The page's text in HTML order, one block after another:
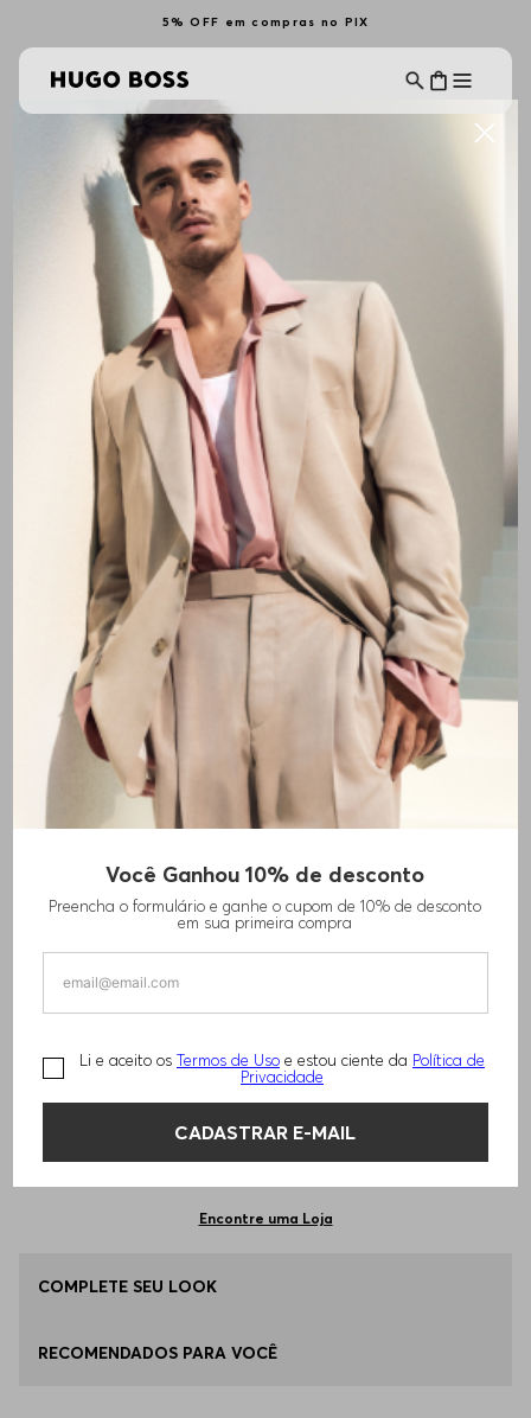
5% OFF em compras no PIX
Você Ganhou 10% de desconto
Preencha o formulário e ganhe o cupom de 10% de desconto
em sua primeira compra
Li e aceito os Termos de Uso e estou ciente da Política de
Privacidade
CADASTRAR E-MAIL
CALÇAS DE AJUSTE DESCONTRAÍDO EM
MISTURA DE LÃ VIRGEM
TAMANHO -34 Informações do Tamanho
Qual o seu Tamanho? Tabela de Tamanhos
36
38
ADICIONAR AO CARRINHO
Encontre uma Loja
COMPLETE SEU LOOK
RECOMENDADOS PARA VOCÊ